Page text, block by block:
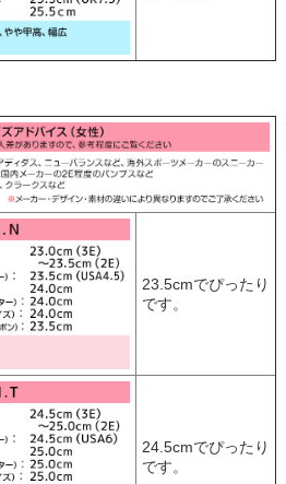
23.5cmでぴったり
です。
24.5cmでぴったり
です。